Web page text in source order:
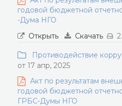
годовой бюджетной
-Дума НГО
Открыть
Скачать
Противодействие
от 17 апр, 2025
Акт по результатам
годовой бюджетной
ГРБС-Думы НГО